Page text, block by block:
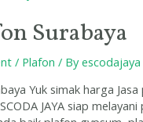
Surabaya
/ Plafon / Byescodajaya
Yuk simak harga
JAYA siap